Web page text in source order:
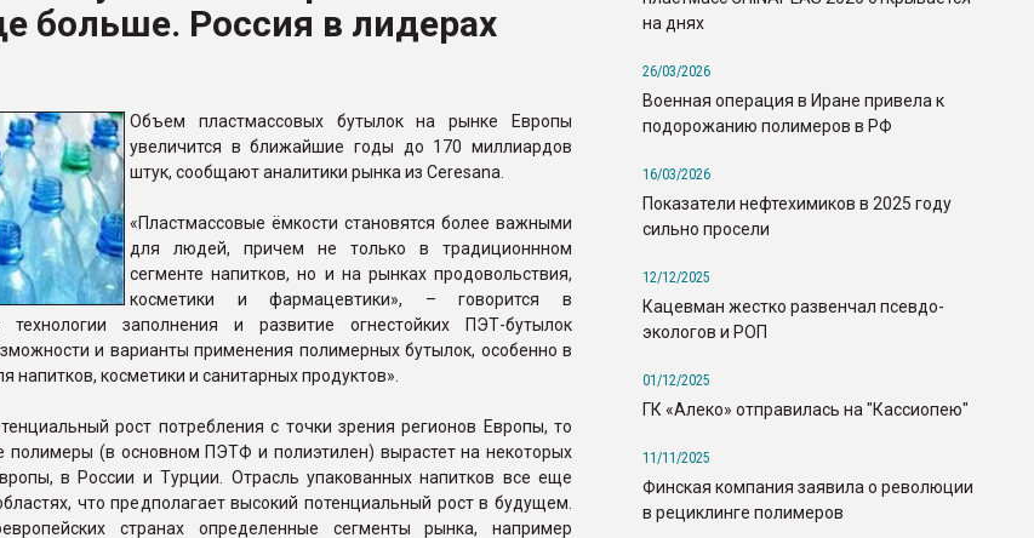
больше. Россия в лидерах
Объем пластмассовых бутылок на рынке Европы
увеличится в ближайшие годы до 170 миллиардов
штук, сообщают аналитики рынка из Ceresana.
«Пластмассовые ёмкости становятся более важными
для людей, причем не только в традиционнном
сегменте напитков, но и на рынках продовольствия,
косметики и фармацевтики», – говорится в
заполнения и развитие огнестойких ПЭТ-бутылок
и варианты применения полимерных бутылок, особенно в
напитков, косметики и санитарных продуктов».
рост потребления с точки зрения регионов Европы, то
полимеры (в основном ПЭТФ и полиэтилен) вырастет на некоторых
в России и Турции. Отрасль упакованных напитков все еще
что предполагает высокий потенциальный рост в будущем.
странах определенные сегменты рынка, например
на днях
26/03/2026
Военная операция в Иране привела к
подорожанию полимеров в РФ
16/03/2026
Показатели нефтехимиков в 2025 году
сильно просели
12/12/2025
Кацевман жестко развенчал псевдо-
экологов и РОП
01/12/2025
ГК «Алеко» отправилась на "Кассиопею"
11/11/2025
Финская компания заявила о революции
в рециклинге полимеров